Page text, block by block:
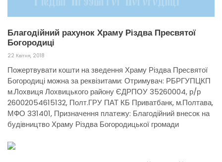
Благодійний рахунок Храму Різдва Пресвятої
Богородиці
22 Квітня, 2018
Пожертвувати кошти на зведення Храму Різдва Пресвятої
Богородиці можна за реквізитами: Отримувач: РБРГУПЦКП
м.Лохвиця Лохвицького району ЄДРПОУ 35260004, р/р
26002054615132, Полт.ГРУ ПАТ КБ Приватбанк, м.Полтава,
МФО 331401, Призначення платежу: Благодійний внесок на
будівництво Храму Різдва Богородицької громади